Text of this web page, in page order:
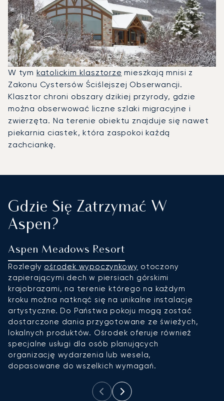
W tym katolickim klasztorze mieszkają mnisi z
Zakonu Cystersów Ściślejszej Obserwancji.
Klasztor chroni obszary dzikiej przyrody, gdzie
można obserwować liczne szlaki migracyjne i
zwierzęta. Na terenie obiektu znajduje się nawet
piekarnia ciastek, która zaspokoi każdą
zachciankę.
Gdzie Się Zatrzymać W
Aspen?
Aspen Meadows Resort
Rozległy ośrodek wypoczynkowy otoczony
zapierającymi dech w piersiach górskimi
krajobrazami, na terenie którego na każdym
kroku można natknąć się na unikalne instalacje
artystyczne. Do Państwa pokoju mogą zostać
dostarczone dania przygotowane ze świeżych,
lokalnych produktów. Ośrodek oferuje również
specjalne usługi dla osób planujących
organizację wydarzenia lub wesela,
dopasowane do wszelkich wymagań.